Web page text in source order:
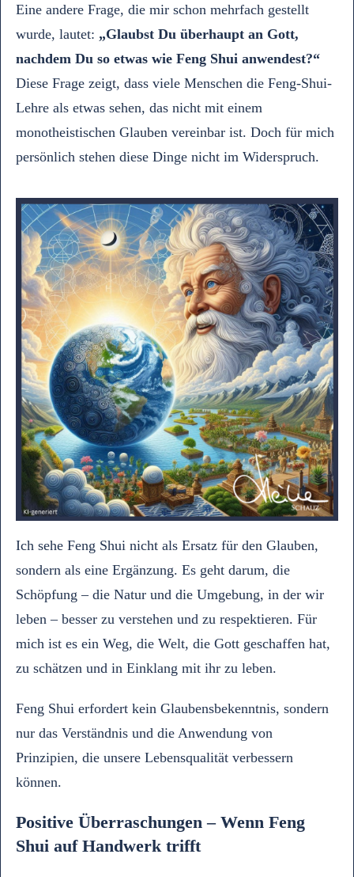
Eine andere Frage, die mir schon mehrfach gestellt
wurde, lautet: „Glaubst Du überhaupt an Gott,
nachdem Du so etwas wie Feng Shui anwendest?“
Diese Frage zeigt, dass viele Menschen die Feng-Shui-
Lehre als etwas sehen, das nicht mit einem
monotheistischen Glauben vereinbar ist. Doch für mich
persönlich stehen diese Dinge nicht im Widerspruch.
Ich sehe Feng Shui nicht als Ersatz für den Glauben,
sondern als eine Ergänzung. Es geht darum, die
Schöpfung – die Natur und die Umgebung, in der wir
leben – besser zu verstehen und zu respektieren. Für
mich ist es ein Weg, die Welt, die Gott geschaffen hat,
zu schätzen und in Einklang mit ihr zu leben.
Feng Shui erfordert kein Glaubensbekenntnis, sondern
nur das Verständnis und die Anwendung von
Prinzipien, die unsere Lebensqualität verbessern
können.
Positive Überraschungen – Wenn Feng
Shui auf Handwerk trifft